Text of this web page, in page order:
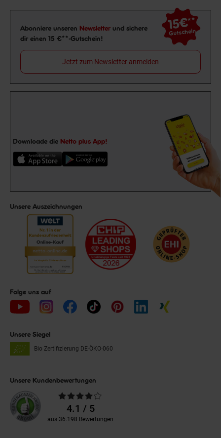
Newsletter Anmeldung
Abonniere unseren Newsletter und sichere
dir einen 15 €**-Gutschein!
15€**
Gutschein
Jetzt zum Newsletter anmelden
Downloade die Netto plus App!
Unsere Auszeichnungen
Folge uns auf
Unsere Siegel
Bio Zertifizierung DE-ÖKO-060
Unsere Kundenbewertungen
Durchschnittliche
Bewertungen4.1 / 5
aus 36.198 Bewertungen